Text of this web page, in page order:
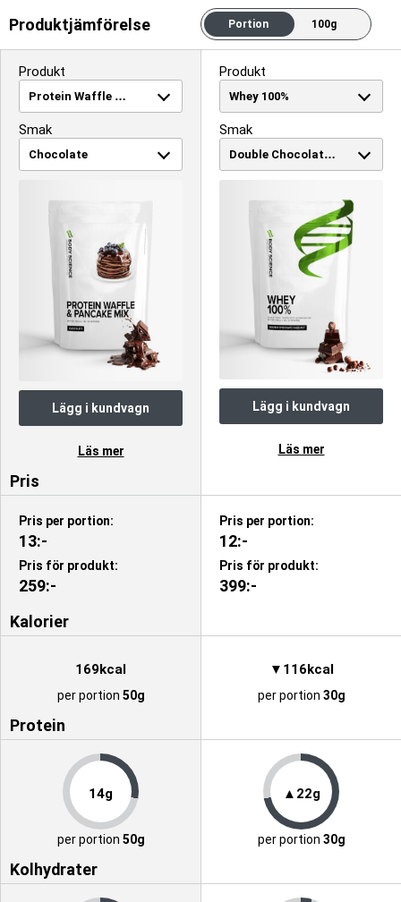
Produktjämförelse Portion 100g
Produkt
Smak
Lägg i kundvagn
Läs mer
Produkt
Smak
Lägg i kundvagn
Läs mer
Pris
Pris per portion:
13:-
Pris för produkt:
259:-
Pris per portion:
12:-
Pris för produkt:
399:-
Kalorier
169kcal
per portion 50g
▼116kcal
per portion 30g
Protein
14g
per portion 50g
▲22g
per portion 30g
Kolhydrater